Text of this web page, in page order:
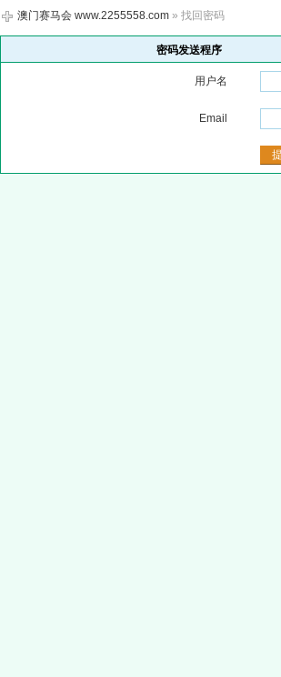
澳门赛马会 www.2255558.com » 找回密码
密码发送程序
用户名
Email